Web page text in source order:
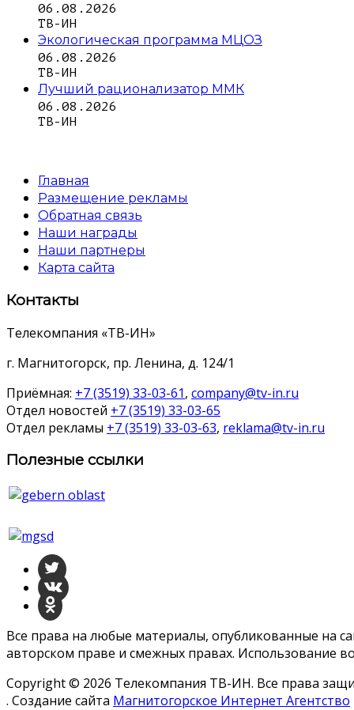
06.08.2026
ТВ-ИН
Экологическая программа МЦОЗ
06.08.2026
ТВ-ИН
Лучший рационализатор ММК
06.08.2026
ТВ-ИН
Главная
Размещение рекламы
Обратная связь
Наши награды
Наши партнеры
Карта сайта
Контакты
Телекомпания «ТВ-ИН»
г. Магнитогорск, пр. Ленина, д. 124/1
Приёмная: +7 (3519) 33-03-61, company@tv-in.ru
Отдел новостей +7 (3519) 33-03-65
Отдел рекламы +7 (3519) 33-03-63, reklama@tv-in.ru
Полезные ссылки
Все права на любые материалы, опубликованные на
авторском праве и смежных правах. Использование
Copyright © 2026 Телекомпания ТВ-ИН. Все права
. Создание сайта Магнитогорское Интернет Агентство